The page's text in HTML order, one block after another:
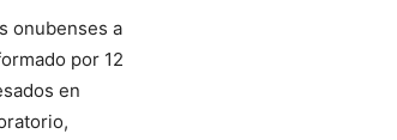
onubenses a
por 12
en